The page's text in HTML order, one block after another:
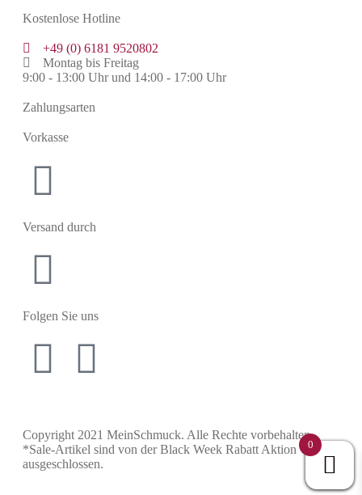
Kostenlose Hotline
+49 (0) 6181 9520802
Montag bis Freitag
9:00 - 13:00 Uhr und 14:00 - 17:00 Uhr
Zahlungsarten
Vorkasse
Versand durch
Folgen Sie uns
Copyright 2021 MeinSchmuck. Alle Rechte vorbehalten.
*Sale-Artikel sind von der Black Week Rabatt Aktion
ausgeschlossen.
0